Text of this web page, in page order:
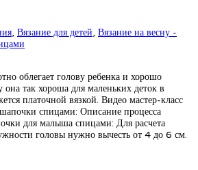
, Вязание для детей, Вязание на весну -
облегает голову ребенка и хорошо
так хороша для маленьких деток в
платочной вязкой. Видео мастер-класс
спицами: Описание процесса
для малыша спицами: Для расчета
головы нужно вычесть от 4 до 6 см.